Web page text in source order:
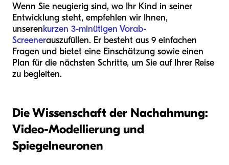
Wenn Sie neugierig sind, wo Ihr Kind in seiner
Entwicklung steht, empfehlen wir Ihnen,
unserenkurzen 3-minütigen Vorab-
Screenerauszufüllen. Er besteht aus 9 einfachen
Fragen und bietet eine Einschätzung sowie einen
Plan für die nächsten Schritte, um Sie auf Ihrer Reise
zu begleiten.
Die Wissenschaft der Nachahmung:
Video-Modellierung und
Spiegelneuronen